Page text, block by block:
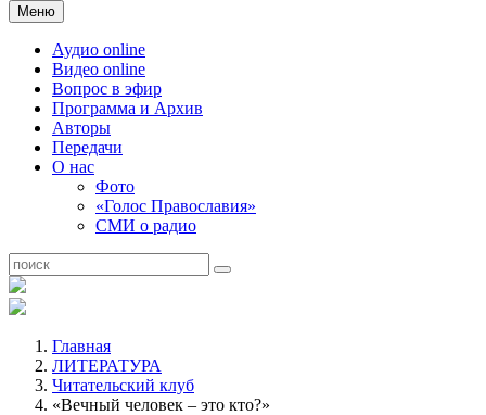
Меню
Аудио online
Видео online
Вопрос в эфир
Программа и Архив
Авторы
Передачи
О нас
Фото
«Голос Православия»
СМИ о радио
Главная
ЛИТЕРАТУРА
Читательский клуб
«Вечный человек – это кто?»